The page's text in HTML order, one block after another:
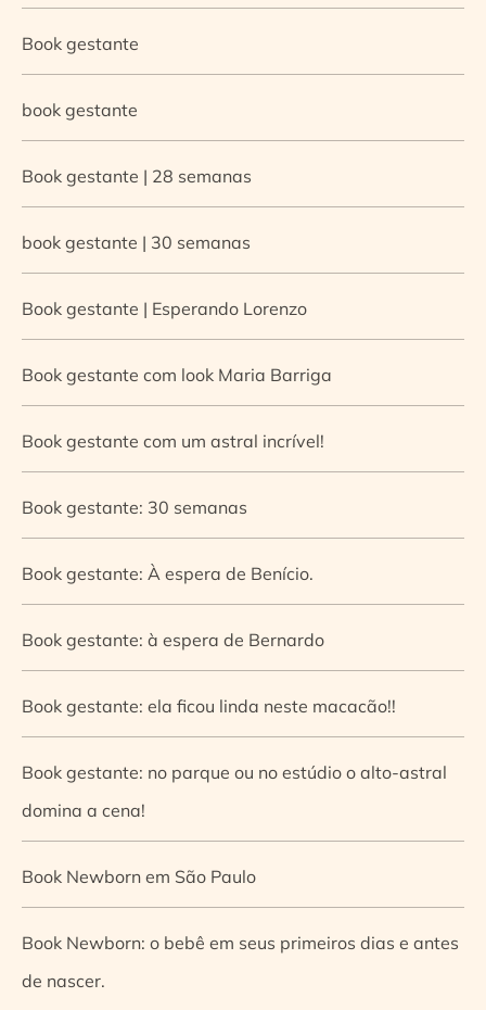
Book gestante
book gestante
Book gestante | 28 semanas
book gestante | 30 semanas
Book gestante | Esperando Lorenzo
Book gestante com look Maria Barriga
Book gestante com um astral incrível!
Book gestante: 30 semanas
Book gestante: À espera de Benício.
Book gestante: à espera de Bernardo
Book gestante: ela ficou linda neste macacão!!
Book gestante: no parque ou no estúdio o alto-astral
domina a cena!
Book Newborn em São Paulo
Book Newborn: o bebê em seus primeiros dias e antes
de nascer.